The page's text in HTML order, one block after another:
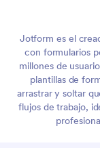
Jotform es el
con formularios
millones de
plantillas de
arrastrar y soltar
flujos de trabajo,